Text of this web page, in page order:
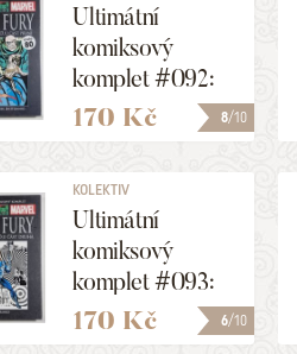
8/10
Ultimátní
komiksový
komplet #092:
Nick Fury:
Agent
S.H.I.E.L.D.u, část
1.
170 Kč
6/10
KOLEKTIV
Ultimátní
komiksový
komplet #093:
Nick Fury:
Agent
170 Kč